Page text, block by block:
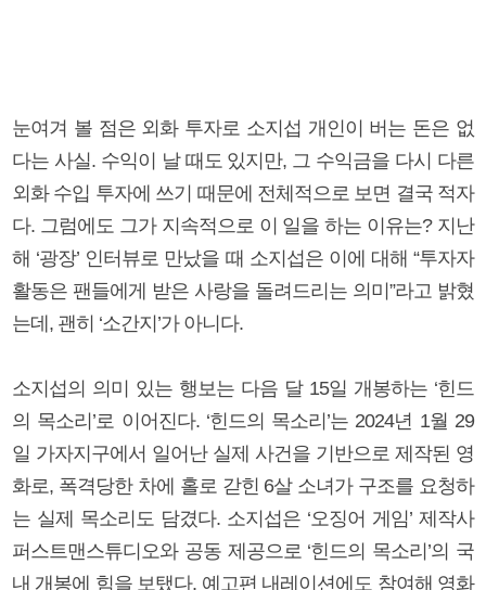
눈여겨 볼 점은 외화 투자로 소지섭 개인이 버는 돈은 없
다는 사실. 수익이 날 때도 있지만, 그 수익금을 다시 다른
외화 수입 투자에 쓰기 때문에 전체적으로 보면 결국 적자
다. 그럼에도 그가 지속적으로 이 일을 하는 이유는? 지난
해 ‘광장’ 인터뷰로 만났을 때 소지섭은 이에 대해 “투자자
활동은 팬들에게 받은 사랑을 돌려드리는 의미”라고 밝혔
는데, 괜히 ‘소간지’가 아니다.
소지섭의 의미 있는 행보는 다음 달 15일 개봉하는 ‘힌드
의 목소리’로 이어진다. ‘힌드의 목소리’는 2024년 1월 29
일 가자지구에서 일어난 실제 사건을 기반으로 제작된 영
화로, 폭격당한 차에 홀로 갇힌 6살 소녀가 구조를 요청하
는 실제 목소리도 담겼다. 소지섭은 ‘오징어 게임’ 제작사
퍼스트맨스튜디오와 공동 제공으로 ‘힌드의 목소리’의 국
내 개봉에 힘을 보탰다. 예고편 내레이션에도 참여해 영화